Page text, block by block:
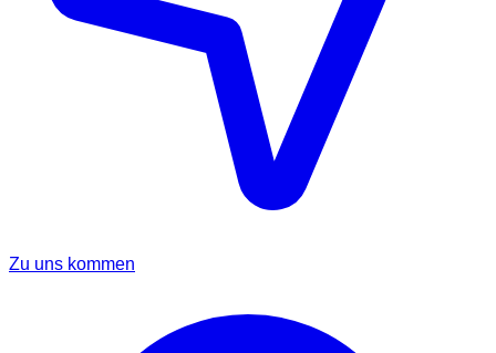
Zu uns kommen